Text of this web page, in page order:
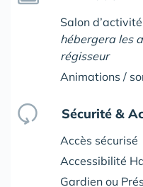
Salon
hébergera les
régisseur
Animations /
Sécurité &
Accès sécurisé
Accessibilité
Gardien ou